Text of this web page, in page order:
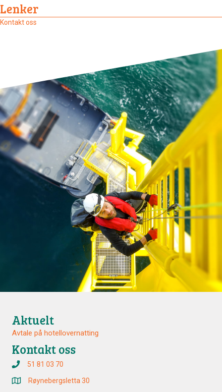
Lenker
Kontakt oss
Aktuelt
Avtale på hotellovernatting
Kontakt oss
51 81 03 70
Røynebergsletta 30